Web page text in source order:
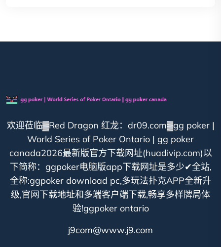
欢迎莅临▓Red Dragon 红龙：dr09.com▓gg poker |
World Series of Poker Ontario | gg poker
canada2026最新版官方下载网址(huadivip.com)以
下简称：ggpoker电脑版app下载网址是多少✔全站,
全称:ggpoker download pc,多玩法扑克APP全新升
级,官网下载地址和多端客户端下载,畅享多样牌局体
验!ggpoker ontario
j9com@www.j9.com